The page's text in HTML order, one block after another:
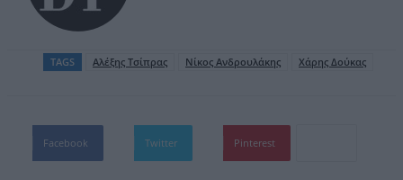
TAGS Αλέξης Τσίπρας Νίκος Ανδρουλάκης Χάρης Δούκας
Facebook Twitter Pinterest